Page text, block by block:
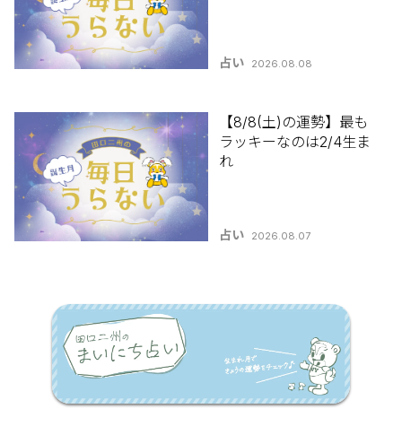
占い 2026.08.08
【8/8(土)の運勢】最も
ラッキーなのは2/4生ま
れ
占い 2026.08.07